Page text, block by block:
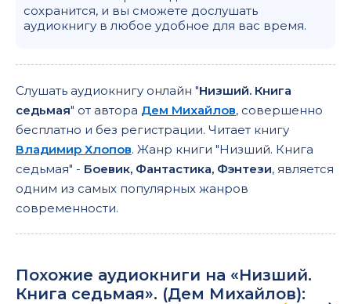
сохранится, и вы сможете дослушать
аудиокнигу в любое удобное для вас время.
Слушать аудиокнигу онлайн "Низший. Книга
седьмая" от автора Дем Михайлов, совершенно
бесплатно и без регистрации. Читает книгу
Владимир Хлопов. Жанр книги "Низший. Книга
седьмая" - Боевик, Фантастика, Фэнтези, является
одним из самых популярных жанров
современности.
Похожие аудиокниги на «Низший.
Книга седьмая». (Дем Михайлов):